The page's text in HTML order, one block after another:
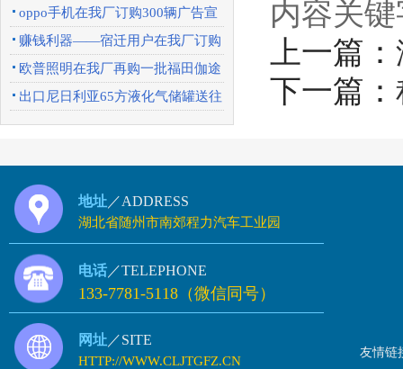
车圆满完成
oppo手机在我厂订购300辆广告宣
传车
赚钱利器——宿迁用户在我厂订购
一批东风天锦
欧普照明在我厂再购一批福田伽途
广告宣传车
出口尼日利亚65方液化气储罐送往
上海港口
内容关
上一篇：
下一篇：
地址 ／ADDRESS
湖北省随州市南郊程力汽车工业园
电话 ／TELEPHONE
133-7781-5118（微信同号）
网址 ／SITE
HTTP://WWW.CLJTGFZ.CN
友情链